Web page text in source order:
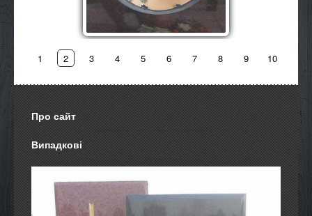
1 2 3 4 5 6 7 8 9 10
Про сайт
Випадкові